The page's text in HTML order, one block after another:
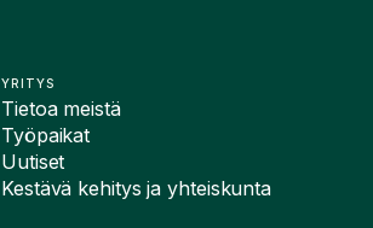
YRITYS
Tietoa meistä
Työpaikat
Uutiset
Kestävä kehitys ja yhteiskunta